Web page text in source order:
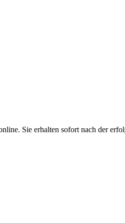
Sie erhalten sofort nach der